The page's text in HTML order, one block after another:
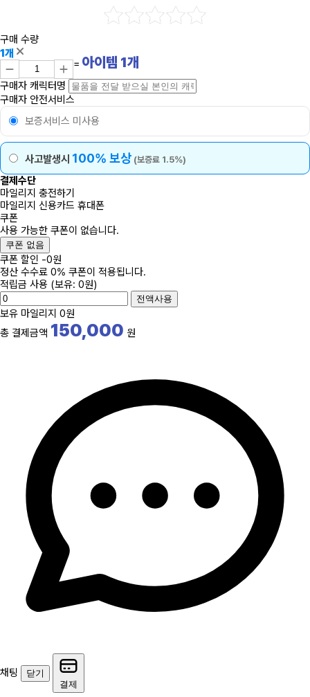
구매 수량
1개
= 아이템 1개
구매자 캐릭터명
구매자 안전서비스
보증서비스 미사용
사고발생시 100% 보상 (보증료 1.5%)
결제수단
마일리지 충전하기
마일리지 신용카드 휴대폰
쿠폰
사용 가능한 쿠폰이 없습니다.
쿠폰 없음
쿠폰 할인 -0원
정산 수수료 0% 쿠폰이 적용됩니다.
적립금 사용 (보유: 0원)
전액사용
보유 마일리지 0원
총 결제금액 150,000 원
채팅
닫기
결제